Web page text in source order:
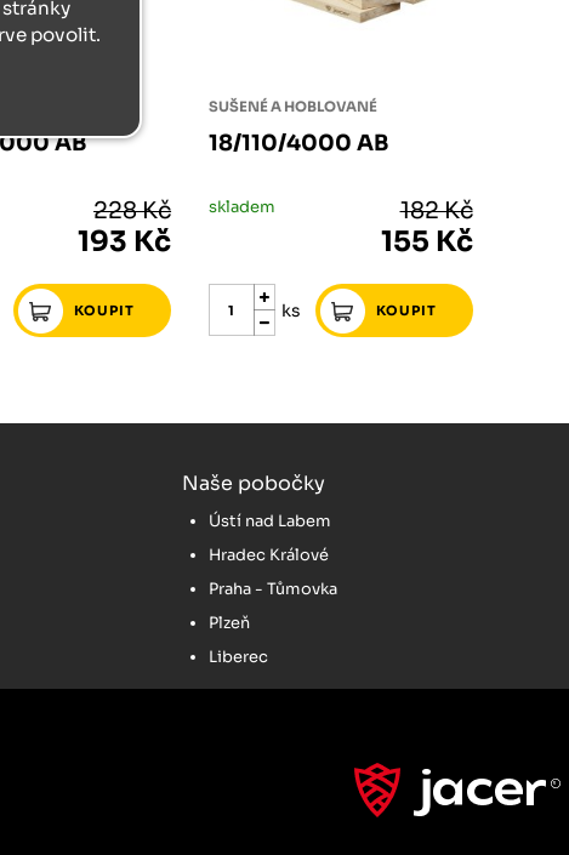
AB
228 Kč
193 Kč
SUŠENÉ A HOBLOVANÉ
18/110/4000 AB
skladem 182 Kč
155 Kč
ks
Naše pobočky
Ústí nad Labem
Hradec Králové
Praha - Tůmovka
Plzeň
Liberec
povolit.